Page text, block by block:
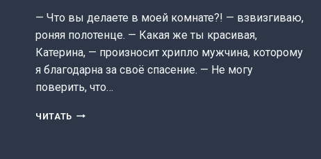
— Что вы делаете в моей комнате?! — взвизгиваю,
роняя полотенце. — Какая же ты красивая,
Катерина, — произносит хрипло мужчина, которому
я благодарна за своё спасение. — Не могу
поверить, что…
ЧИТАТЬ ВО